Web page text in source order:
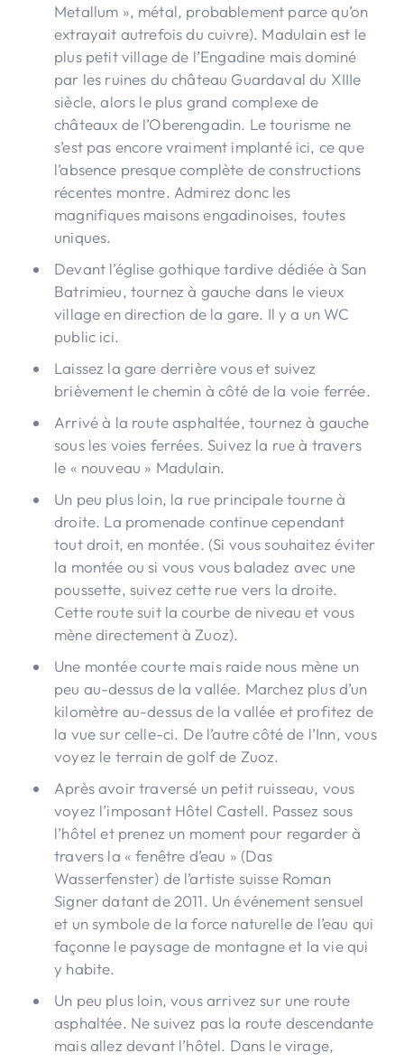
Metallum », métal, probablement parce qu’on
extrayait autrefois du cuivre). Madulain est le
plus petit village de l’Engadine mais dominé
par les ruines du château Guardaval du XIIIe
siècle, alors le plus grand complexe de
châteaux de l’Oberengadin. Le tourisme ne
s’est pas encore vraiment implanté ici, ce que
l’absence presque complète de constructions
récentes montre. Admirez donc les
magnifiques maisons engadinoises, toutes
uniques.
Devant l’église gothique tardive dédiée à San
Batrimieu, tournez à gauche dans le vieux
village en direction de la gare. Il y a un WC
public ici.
Laissez la gare derrière vous et suivez
brièvement le chemin à côté de la voie ferrée.
Arrivé à la route asphaltée, tournez à gauche
sous les voies ferrées. Suivez la rue à travers
le « nouveau » Madulain.
Un peu plus loin, la rue principale tourne à
droite. La promenade continue cependant
tout droit, en montée. (Si vous souhaitez éviter
la montée ou si vous vous baladez avec une
poussette, suivez cette rue vers la droite.
Cette route suit la courbe de niveau et vous
mène directement à Zuoz).
Une montée courte mais raide nous mène un
peu au-dessus de la vallée. Marchez plus d’un
kilomètre au-dessus de la vallée et profitez de
la vue sur celle-ci. De l’autre côté de l’Inn, vous
voyez le terrain de golf de Zuoz.
Après avoir traversé un petit ruisseau, vous
voyez l’imposant Hôtel Castell. Passez sous
l’hôtel et prenez un moment pour regarder à
travers la « fenêtre d’eau » (Das
Wasserfenster) de l’artiste suisse Roman
Signer datant de 2011. Un événement sensuel
et un symbole de la force naturelle de l’eau qui
façonne le paysage de montagne et la vie qui
y habite.
Un peu plus loin, vous arrivez sur une route
asphaltée. Ne suivez pas la route descendante
mais allez devant l’hôtel. Dans le virage,